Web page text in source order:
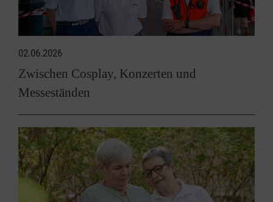
02.06.2026
Zwischen Cosplay, Konzerten und
Messeständen